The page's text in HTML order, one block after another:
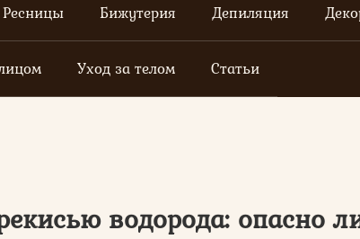
Бижутерия Депиляция
Уход за телом Статьи
водорода: опасно